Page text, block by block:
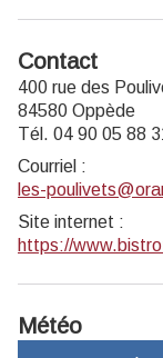
Contact
400 rue des
84580 Oppède
Tél. 04 90 05 88
Courriel :
les-
Site internet :
https://
Météo